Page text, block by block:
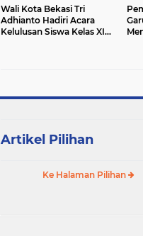
Wali Kota Bekasi Tri
Adhianto Hadiri Acara
Kelulusan Siswa Kelas XII
Artikel Pilihan
Ke Halaman Pilihan